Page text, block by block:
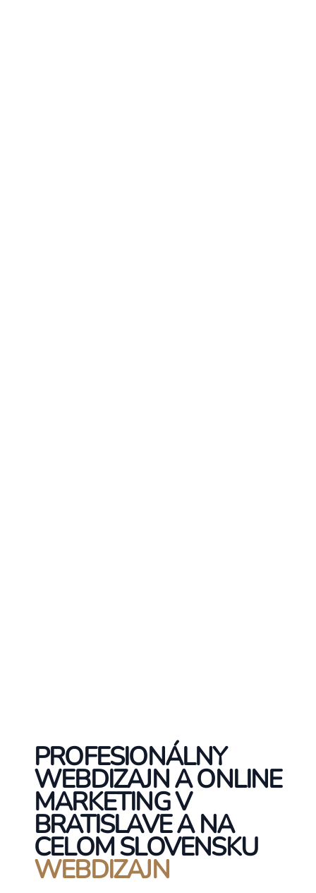
PROFESIONÁLNY
WEBDIZAJN A ONLINE
MARKETING V
BRATISLAVE A NA
CELOM SLOVENSKU
WEBDIZAJN